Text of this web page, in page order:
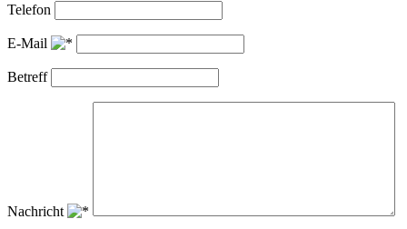
Telefon
E-Mail
Betreff
Nachricht